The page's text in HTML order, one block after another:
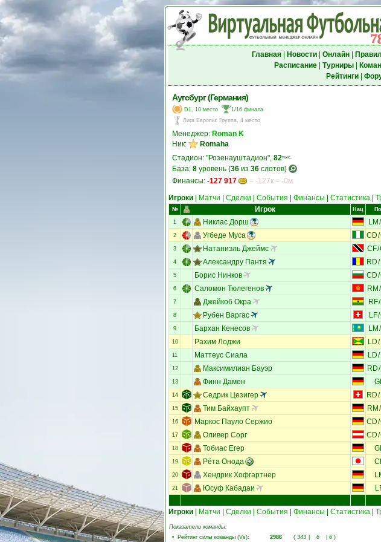
Главная| Новости| Онлайн|
Расписание| Турниры|
Рейтинги|
Аугсбург (Германия)
D1, 10 место
1/16 финала
Лига Европы: Группа, 4 место
Менеджер: Roman K
Ник:
Romaha
Стадион: "Розенауштадион", 82тыс.
База: 8 уровень (36 из 36 слотов)
Финансы: -127 917 = -127к = -0м
Игроки Матчи Сделки События Финансы Статистика
№ Игрок Нац
1 Никлас Дорш LM /
2 Угбеде Муса CD/
3 Натаниэль Джеймс CF/
4 Александру Пантя RD/
5 Борис Нинков CD/
6 Саломон Тюлегенов RM /
7 Джейкоб Окра RF/
8 Рубен Варгас LF/
9 Бархан Кенесов LM /
10 Рахим Лоджи LD/
11 Маттеус Сиала LD/
12 Максимилиан Бауэр RD/
13 Финн Дамен
14 Седрик Цезигер RD/
15 Тим Байхаупт RM /
16 Маркос Пауло Сержио CD/
17 Оливер Сорг CD/
18 Тобиас Егер
19 Рёта Онода
20 Хендрик Хофгартнер
21 Юсуф Кабадаи
Игроки
Матчи Сделки События Финансы Статистика
Показатели команды:
• Рейтинг силы команды (Vs): 2986 ( 343 6 6 )